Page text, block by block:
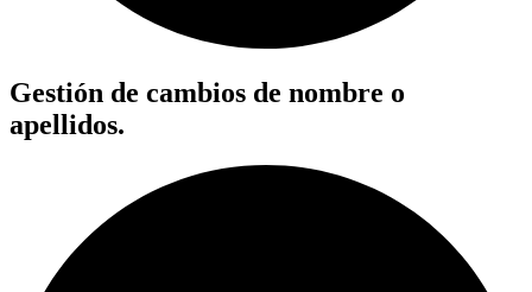
Gestión de cambios de nombre o
apellidos.